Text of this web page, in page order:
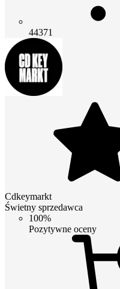
44371
Cdkeymarkt
Świetny sprzedawca
100%
Pozytywne oceny